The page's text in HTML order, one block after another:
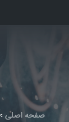
صفحه اصلی >